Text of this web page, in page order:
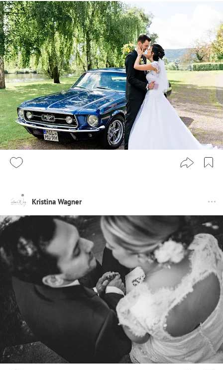
Kristina Wagner